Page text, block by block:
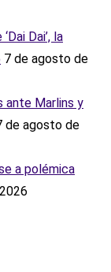
Dai’, la
7 de agosto de
ante Marlins y
de agosto de
a polémica